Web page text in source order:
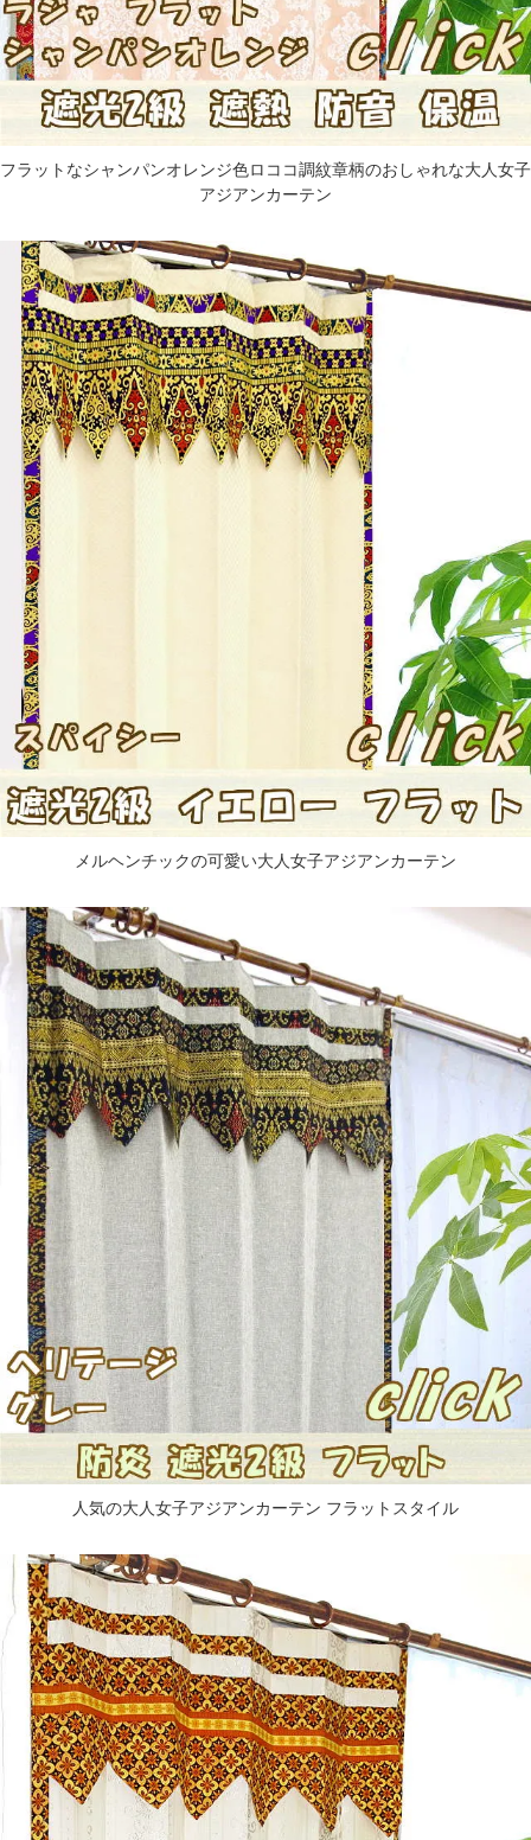
フラットなシャンパンオレンジ色ロココ調紋章柄のおしゃれな大人女子
アジアンカーテン
メルヘンチックの可愛い大人女子アジアンカーテン
人気の大人女子アジアンカーテン フラットスタイル